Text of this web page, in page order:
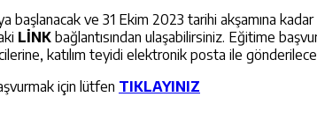
başlanacak ve 31 Ekim 2023 tarihi akşamına
LİNK bağlantısından ulaşabilirsiniz. Eğitime
katılım teyidi elektronik posta ile
için lütfen TIKLAYINIZ